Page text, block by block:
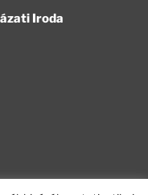
Iroda